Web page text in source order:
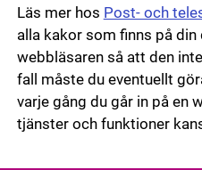
Läs mer hos Post- och
alla kakor som finns på
webbläsaren så att den
fall måste du eventuellt
varje gång du går in på en
tjänster och funktioner